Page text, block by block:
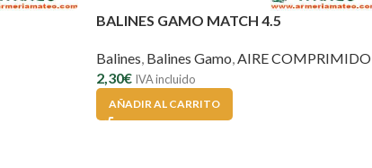
BALINES GAMO MATCH 4.5
Balines, Balines Gamo,AIRE COMPRIMIDO
2,30€ IVA incluido
AÑADIR AL CARRITO